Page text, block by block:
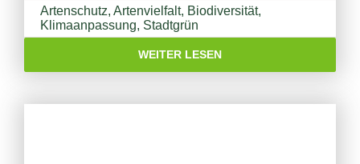
Artenschutz, Artenvielfalt, Biodiversität,
Klimaanpassung, Stadtgrün
WEITER LESEN